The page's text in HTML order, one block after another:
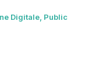
Digitale Public